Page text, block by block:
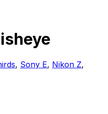
, Sony E, Nikon Z,